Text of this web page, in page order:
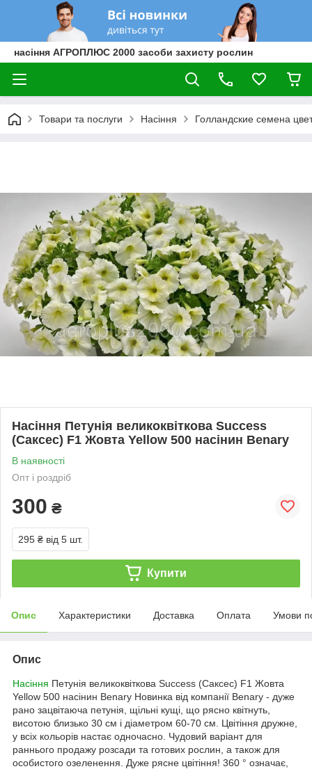
насіння АГРОПЛЮС 2000 засоби захисту рослин
Товари та послуги Насіння Голландские семена
Насіння Петунія великоквіткова Success
(Саксес) F1 Жовта Yellow 500 насінин Benary
В наявності
Опт і роздріб
300 ₴
295 ₴ від 5 шт.
Купити
Опис Характеристики Доставка Оплата Умови
Опис
Насіння Петунія великоквіткова Success (Саксес) F1 Жовта
Yellow 500 насінин Benary Новинка від компанії Benary - дуже
рано зацвітаюча петунія, щільні кущі, що рясно квітнуть,
висотою близько 30 см і діаметром 60-70 см. Цвітіння дружне,
у всіх кольорів настає одночасно. Чудовий варіант для
раннього продажу розсади та готових рослин, а також для
особистого озеленення. Дуже рясне цвітіння! 360 ° означає,